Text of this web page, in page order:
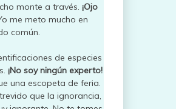
monte a través. ¡Ojo
me meto mucho en
común.
de especies
¡No soy ningún experto!
una escopeta de feria.
que la ignorancia,